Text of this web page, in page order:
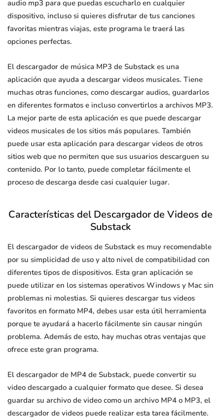
audio mp3 para que puedas escucharlo en cualquier
dispositivo, incluso si quieres disfrutar de tus canciones
favoritas mientras viajas, este programa le traerá las
opciones perfectas.
El descargador de música MP3 de Substack es una
aplicación que ayuda a descargar videos musicales. Tiene
muchas otras funciones, como descargar audios, guardarlos
en diferentes formatos e incluso convertirlos a archivos MP3.
La mejor parte de esta aplicación es que puede descargar
videos musicales de los sitios más populares. También
puede usar esta aplicación para descargar videos de otros
sitios web que no permiten que sus usuarios descarguen su
contenido. Por lo tanto, puede completar fácilmente el
proceso de descarga desde casi cualquier lugar.
Características del Descargador de Videos de
Substack
El descargador de videos de Substack es muy recomendable
por su simplicidad de uso y alto nivel de compatibilidad con
diferentes tipos de dispositivos. Esta gran aplicación se
puede utilizar en los sistemas operativos Windows y Mac sin
problemas ni molestias. Si quieres descargar tus videos
favoritos en formato MP4, debes usar esta útil herramienta
porque te ayudará a hacerlo fácilmente sin causar ningún
problema. Además de esto, hay muchas otras ventajas que
ofrece este gran programa.
El descargador de MP4 de Substack, puede convertir su
video descargado a cualquier formato que desee. Si desea
guardar su archivo de video como un archivo MP4 o MP3, el
descargador de videos puede realizar esta tarea fácilmente.